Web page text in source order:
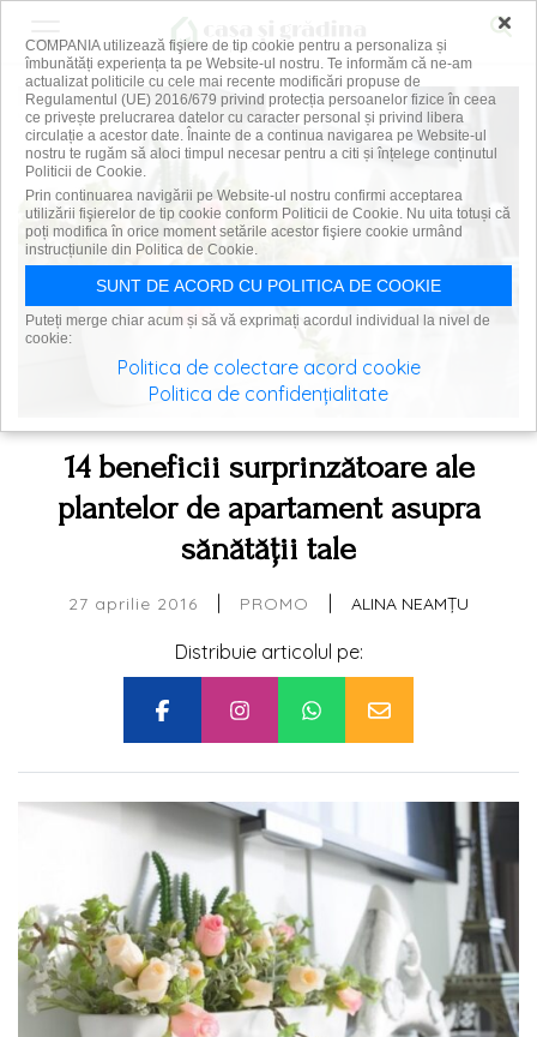
14 beneficii surprinzătoare ale
plantelor de apartament asupra
sănătății tale
27 aprilie 2016 PROMO ALINA NEAMȚU
Distribuie articolul pe:
×
COMPANIA utilizează fişiere de tip cookie pentru a personaliza și
îmbunătăți experiența ta pe Website-ul nostru. Te informăm că ne-am
actualizat politicile cu cele mai recente modificări propuse de
Regulamentul (UE) 2016/679 privind protecția persoanelor fizice în ceea
ce privește prelucrarea datelor cu caracter personal și privind libera
circulație a acestor date. Înainte de a continua navigarea pe Website-ul
nostru te rugăm să aloci timpul necesar pentru a citi și înțelege conținutul
Politicii de Cookie.
Prin continuarea navigării pe Website-ul nostru confirmi acceptarea
utilizării fişierelor de tip cookie conform Politicii de Cookie. Nu uita totuși că
poți modifica în orice moment setările acestor fişiere cookie urmând
instrucțiunile din Politica de Cookie.
SUNT DE ACORD CU POLITICA DE COOKIE
Puteți merge chiar acum și să vă exprimați acordul individual la nivel de
cookie:
Politica de colectare acord cookie
Politica de confidențialitate